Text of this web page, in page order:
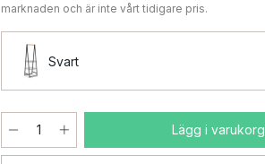
marknaden och är inte vårt tidigare pris.
Svart
Lägg i varukorg